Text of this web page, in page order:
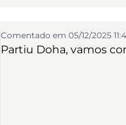
Comentado em 05/12/2025
Partiu Doha, vamos